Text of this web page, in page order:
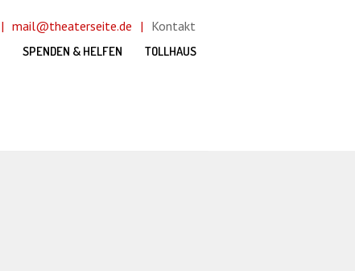
mail@theaterseite.de Kontakt
SPENDEN & HELFEN TOLLHAUS